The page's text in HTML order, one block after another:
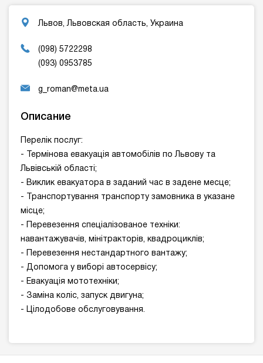
Львов, Львовская область, Украина
(098) 5722298
(093) 0953785
g_roman@meta.ua
Описание
Перелік послуг:
- Термінова евакуація автомобілів по Львову та
Львівській області;
- Виклик евакуатора в заданий час в задене месце;
- Транспортування транспорту замовника в указане
місце;
- Перевезення спеціалізованое техніки:
навантажувачів, мінітракторів, квадроциклів;
- Перевезення нестандартного вантажу;
- Допомога у виборі автосервісу;
- Евакуація мототехніки;
- Заміна коліс, запуск двигуна;
- Цілодобове обслуговування.